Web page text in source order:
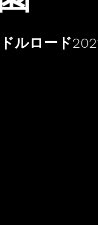
ルロード